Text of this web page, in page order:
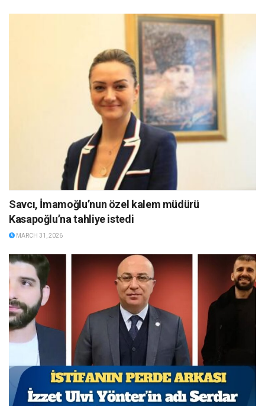
Savcı, İmamoğlu’nun özel kalem müdürü
Kasapoğlu’na tahliye istedi
MARCH 31, 2026